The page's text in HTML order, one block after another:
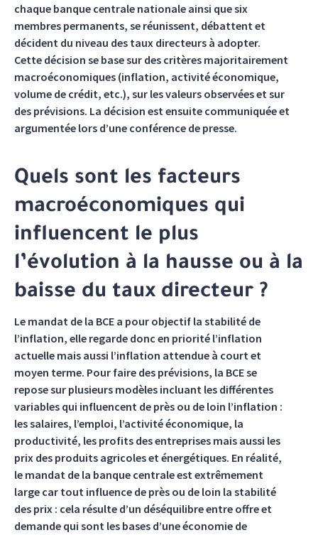
chaque banque centrale nationale ainsi que six
membres permanents, se réunissent, débattent et
décident du niveau des taux directeurs à adopter.
Cette décision se base sur des critères majoritairement
macroéconomiques (inflation, activité économique,
volume de crédit, etc.), sur les valeurs observées et sur
des prévisions. La décision est ensuite communiquée et
argumentée lors d’une conférence de presse.
Quels sont les facteurs
macroéconomiques qui
influencent le plus
l’évolution à la hausse ou à la
baisse du taux directeur ?
Le mandat de la BCE a pour objectif la stabilité de
l’inflation, elle regarde donc en priorité l’inflation
actuelle mais aussi l’inflation attendue à court et
moyen terme. Pour faire des prévisions, la BCE se
repose sur plusieurs modèles incluant les différentes
variables qui influencent de près ou de loin l’inflation :
les salaires, l’emploi, l’activité économique, la
productivité, les profits des entreprises mais aussi les
prix des produits agricoles et énergétiques. En réalité,
le mandat de la banque centrale est extrêmement
large car tout influence de près ou de loin la stabilité
des prix : cela résulte d’un déséquilibre entre offre et
demande qui sont les bases d’une économie de